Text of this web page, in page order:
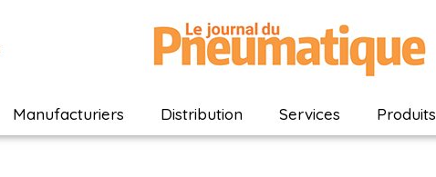
Manufacturiers Distribution Services Produits